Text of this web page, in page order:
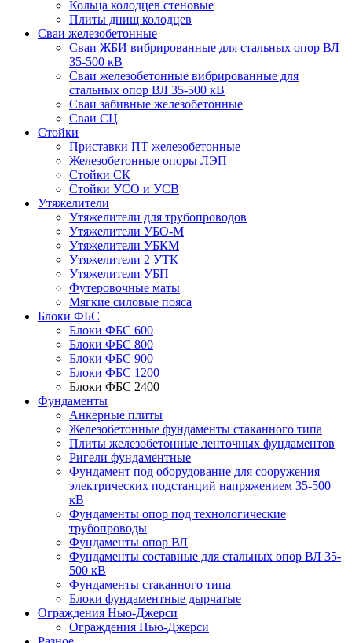
Кольца колодцев стеновые
Плиты днищ колодцев
Сваи железобетонные
Сваи ЖБИ вибрированные для стальных опор ВЛ
35-500 кВ
Сваи железобетонные вибрированные для
стальных опор ВЛ 35-500 кВ
Сваи забивные железобетонные
Сваи СЦ
Стойки
Приставки ПТ железобетонные
Железобетонные опоры ЛЭП
Стойки СК
Стойки УСО и УСВ
Утяжелители
Утяжелители для трубопроводов
Утяжелители УБО-М
Утяжелители УБКМ
Утяжелители 2 УТК
Утяжелители УБП
Футеровочные маты
Мягкие силовые пояса
Блоки ФБС
Блоки ФБС 600
Блоки ФБС 800
Блоки ФБС 900
Блоки ФБС 1200
Блоки ФБС 2400
Фундаменты
Анкерные плиты
Железобетонные фундаменты стаканного типа
Плиты железобетонные ленточных фундаментов
Ригели фундаментные
Фундамент под оборудование для сооружения
электрических подстанций напряжением 35-500
кВ
Фундаменты опор под технологические
трубопроводы
Фундаменты опор ВЛ
Фундаменты составные для стальных опор ВЛ 35-
500 кВ
Фундаменты стаканного типа
Блоки фундаментные дырчатые
Ограждения Нью-Джерси
Ограждения Нью-Джерси